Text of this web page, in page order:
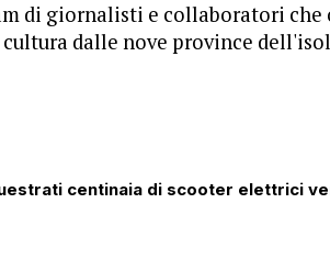
di giornalisti e collaboratori
dalle nove province
centinaia di scooter elettrici